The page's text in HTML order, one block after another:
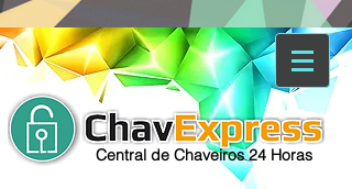
Central de Chaveiros 24 Horas